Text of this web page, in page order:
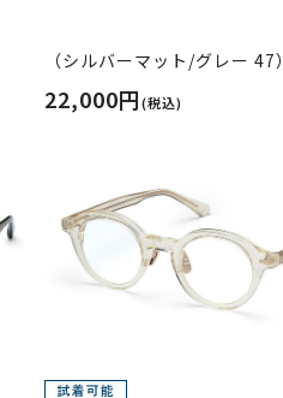
（シルバーマット/グレー 47）
22,000円(税込)